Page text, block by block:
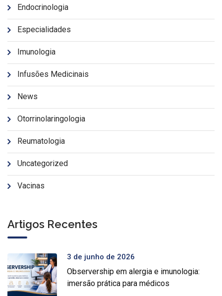
Endocrinologia
Especialidades
Imunologia
Infusões Medicinais
News
Otorrinolaringologia
Reumatologia
Uncategorized
Vacinas
Artigos Recentes
3 de junho de 2026
Observership em alergia e imunologia:
imersão prática para médicos